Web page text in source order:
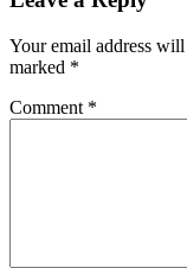
Your email address
marked *
Comment *